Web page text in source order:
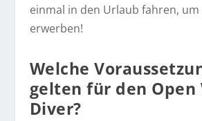
einmal in den Urlaub fahren, um
erwerben!
Welche
gelten für den Open
Diver?